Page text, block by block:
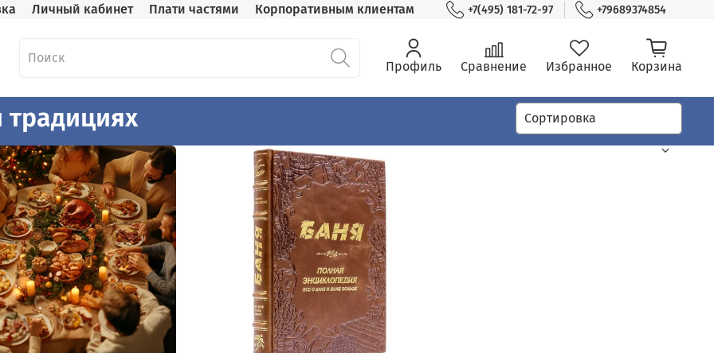
Личный кабинет Плати частями Корпоративным клиентам +7(495) 181-72-97 +79689374854
Профиль Сравнение Избранное Корзина